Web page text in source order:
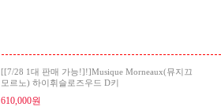
[[7/28 1대 판매 가능!]!]Musique Morneaux(뮤지끄
모르노) 하이휘슬로즈우드 D키
610,000원